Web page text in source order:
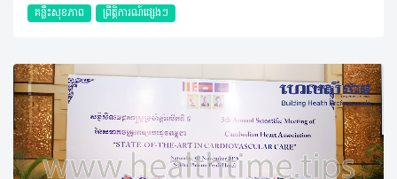
គន្លឹះសុខភាព ព្រឹត្តិការណ៍ផ្សេងៗ